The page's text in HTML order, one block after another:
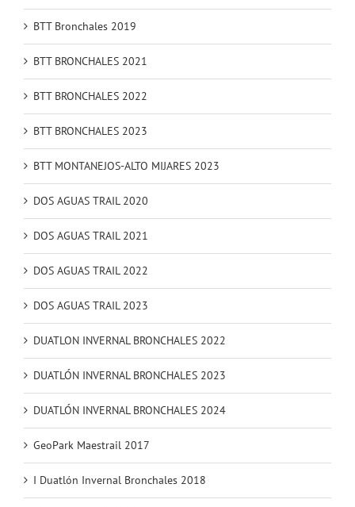
BTT Bronchales 2019
BTT BRONCHALES 2021
BTT BRONCHALES 2022
BTT BRONCHALES 2023
BTT MONTANEJOS-ALTO MIJARES 2023
DOS AGUAS TRAIL 2020
DOS AGUAS TRAIL 2021
DOS AGUAS TRAIL 2022
DOS AGUAS TRAIL 2023
DUATLON INVERNAL BRONCHALES 2022
DUATLÓN INVERNAL BRONCHALES 2023
DUATLÓN INVERNAL BRONCHALES 2024
GeoPark Maestrail 2017
I Duatlón Invernal Bronchales 2018